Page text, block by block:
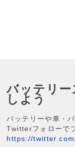
バッテリ
しよう
バッテリーや車・
Twitterフォローで
https://